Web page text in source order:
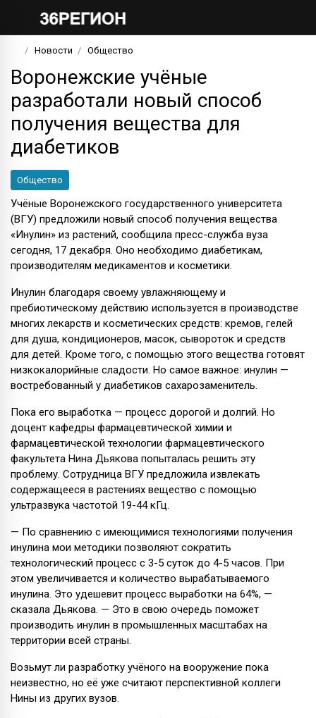
Новости Общество
Воронежские учёные
разработали новый способ
получения вещества для
диабетиков
Общество
Учёные Воронежского государственного университета
(ВГУ) предложили новый способ получения вещества
«Инулин» из растений, сообщила пресс-служба вуза
сегодня, 17 декабря. Оно необходимо диабетикам,
производителям медикаментов и косметики.
Инулин благодаря своему увлажняющему и
пребиотическому действию используется в производстве
многих лекарств и косметических средств: кремов, гелей
для душа, кондиционеров, масок, сывороток и средств
для детей. Кроме того, с помощью этого вещества готовят
низкокалорийные сладости. Но самое важное: инулин —
востребованный у диабетиков сахарозаменитель.
Пока его выработка — процесс дорогой и долгий. Но
доцент кафедры фармацевтической химии и
фармацевтической технологии фармацевтического
факультета Нина Дьякова попыталась решить эту
проблему. Сотрудница ВГУ предложила извлекать
содержащееся в растениях вещество с помощью
ультразвука частотой 19-44 кГц.
— По сравнению с имеющимися технологиями получения
инулина мои методики позволяют сократить
технологический процесс с 3-5 суток до 4-5 часов. При
этом увеличивается и количество вырабатываемого
инулина. Это удешевит процесс выработки на 64%, —
сказала Дьякова. — Это в свою очередь поможет
производить инулин в промышленных масштабах на
территории всей страны.
Возьмут ли разработку учёного на вооружение пока
неизвестно, но её уже считают перспективной коллеги
Нины из других вузов.